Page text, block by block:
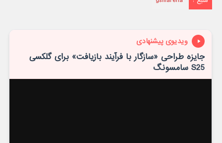
ویدیوی پیشنهادی
جایزه طراحی «سازگار با فرآیند بازیافت» برای گلکسی
S25 سامسونگ